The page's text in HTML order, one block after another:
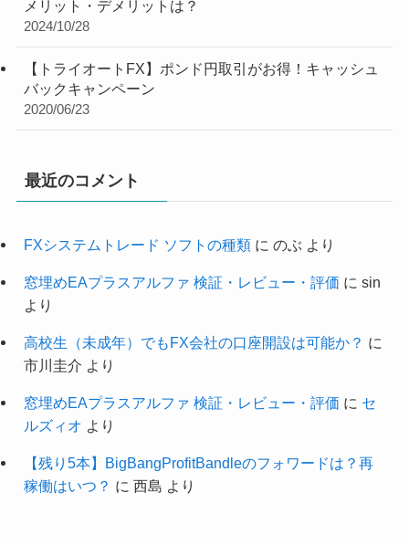
メリット・デメリットは？
2024/10/28
【トライオートFX】ポンド円取引がお得！キャッシュ
バックキャンペーン
2020/06/23
最近のコメント
FXシステムトレード ソフトの種類に のぶ より
窓埋めEAプラスアルファ 検証・レビュー・評価 に sin
より
高校生（未成年）でもFX会社の口座開設は可能か？ に
市川圭介 より
窓埋めEAプラスアルファ 検証・レビュー・評価 に セ
ルズィオ より
【残り5本】BigBangProfitBandleのフォワードは？再
稼働はいつ？ に 西島 より